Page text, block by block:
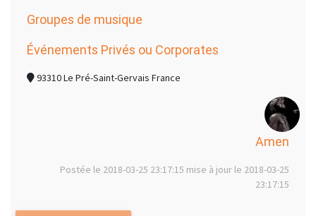
Groupes de musique
Événements Privés ou Corporates
93310 Le Pré-Saint-Gervais France
Amen
Postée le 2018-03-25 23:17:15 mise à jour le 2018-03-25
23:17:15